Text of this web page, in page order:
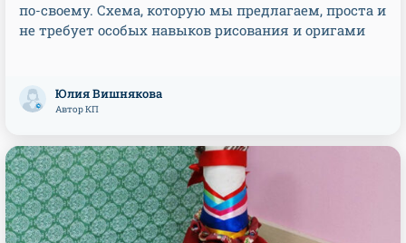
по-своему. Схема, которую мы предлагаем, проста и
не требует особых навыков рисования и оригами
Юлия Вишнякова
Автор КП